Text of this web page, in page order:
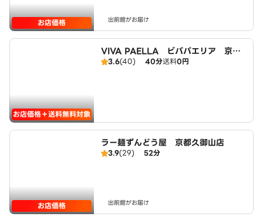
お店価格 出前館がお届け
お店価格＋送料無料対象
VIVA PAELLA ビバパエリア 京都
宇治店
3.6(40) 40分送料0円
お店価格
ラー麺ずんどう屋 京都久御山店
3.9(29) 52分
出前館がお届け